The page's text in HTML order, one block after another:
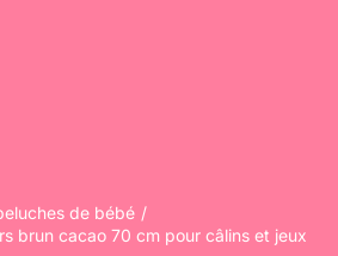
de bébé
brun cacao 70 cm pour câlins et jeux